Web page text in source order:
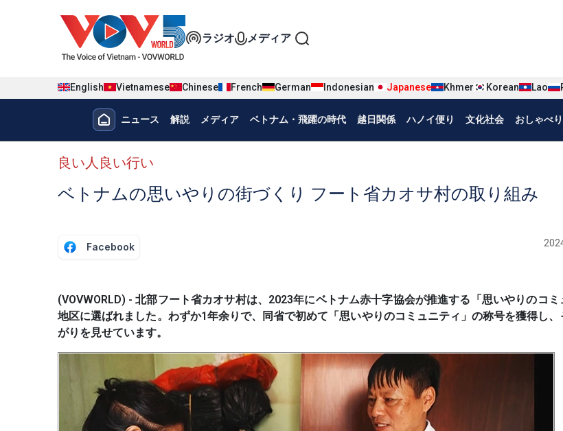
Đa phương tiện tiếng Nhật
ラジオ メディア
English Vietnamese Chinese French German Indonesian Japanese Khmer Korean Lao
Menu trang chủ tiếng nhật
ニュース 解説 メディア ベトナム・飛躍の時代 越日関係 ハノイ便り 文化社会 おしゃべ
menu phụ tiếng Nhật
良い人良い行い
ベトナムの思いやりの街づくり フート省カオサ村の取り組み
Facebook
(VOVWORLD) - 北部フート省カオサ村は、2023年にベトナム赤十字協会が推進する「思いやりのコ
地区に選ばれました。わずか1年余りで、同省で初めて「思いやりのコミュニティ」の称号を獲得し
がりを見せています。